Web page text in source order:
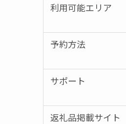
利用可能エリア
予約方法
サポート
返礼品掲載サイト